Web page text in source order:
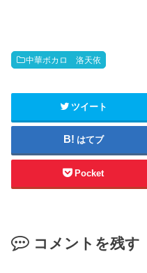
中華ボカロ 洛天依
ツイート
はてブ
Pocket
コメントを残す